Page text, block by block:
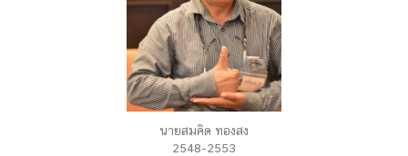
นายสมคิด ทองสง
2548-2553